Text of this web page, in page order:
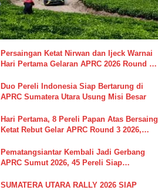
Persaingan Ketat Nirwan dan Ijeck Warnai
Hari Pertama Gelaran APRC 2026 Round 3
Duo Pereli Indonesia Siap Bertarung di
APRC Sumatera Utara Usung Misi Besar
Hari Pertama, 8 Pereli Papan Atas Bersaing
Ketat Rebut Gelar APRC Round 3 2026,
Pematangsiantar Kembali Jadi Gerbang
APRC Sumut 2026, 45 Pereli Siap
Kabupaten Simalungun
SUMATERA UTARA RALLY 2026 SIAP